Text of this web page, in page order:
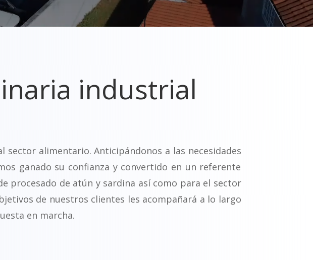
industrial
sector alimentario. Anticipándonos a las necesidades
ganado su confianza y convertido en un referente
procesado de atún y sardina así como para el sector
de nuestros clientes les acompañará a lo largo
en marcha.